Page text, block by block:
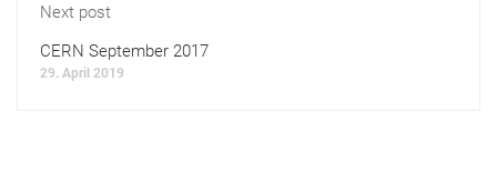
Next post
CERN September 2017
29. April 2019